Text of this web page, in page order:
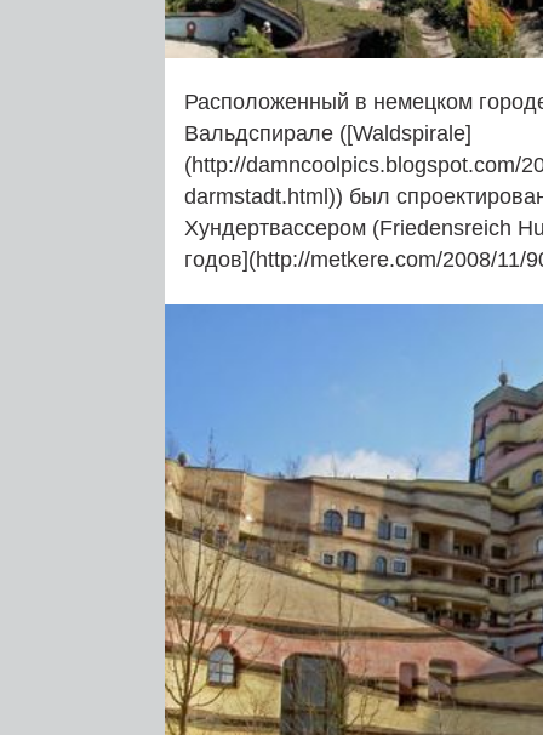
Расположенный в немецком
Вальдспирале ([Waldspirale]
(http://damncoolpics.blogspot.com/
darmstadt.html)) был
Хундертвассером (Friedensreich
годов](http://metkere.com/2008/11/